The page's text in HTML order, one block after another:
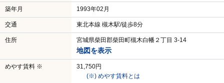
築年月 1993年02月
交通 東北本線 槻木駅/徒歩8分
住所 宮城県柴田郡柴田町槻木白幡２丁目 3-14
地図を表示
めやす賃料 ※
31,750円
(※) めやす賃料とは